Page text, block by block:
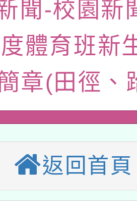
灣師範大學辦理
康促進學校輔導
研習」實施計畫
族教育政策研討
國際趨勢與發展
政府教育局辦理
成長研習實施計
工作坊新北場」
立臺灣師範大學
臺北學習中心
學習班」招生簡
關國立成功大學
19疫苗接
象擴大為「滿6
濟部水利署委託
研究院辦理「
8月22日(星期六
孔廟祈福系列
桃園地景藝術
聞-校園新
體育班新
章(田徑、
返回首頁